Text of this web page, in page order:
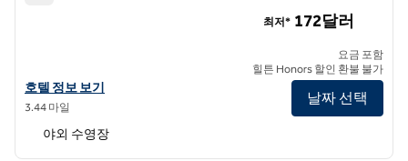
힐튼 키웨스트 리조트 & 마리나의 호텔 정보 보기
호텔 정보 보기
3.44 마일
최저* 172달러
요금 포함
힐튼 Honors 할인 환불 불가
날짜 선택
야외 수영장